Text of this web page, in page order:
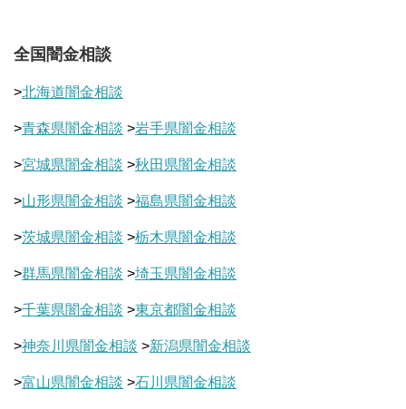
全国闇金相談
>北海道闇金相談
>青森県闇金相談 >岩手県闇金相談
>宮城県闇金相談 >秋田県闇金相談
>山形県闇金相談 >福島県闇金相談
>茨城県闇金相談 >栃木県闇金相談
>群馬県闇金相談 >埼玉県闇金相談
>千葉県闇金相談 >東京都闇金相談
>神奈川県闇金相談 >新潟県闇金相談
>富山県闇金相談 >石川県闇金相談